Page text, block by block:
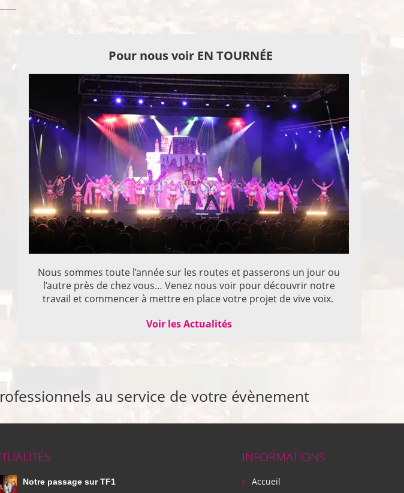
Pour nous voir EN TOURNÉE
Nous sommes toute l’année sur les routes et passerons un jour ou
l’autre près de chez vous… Venez nous voir pour découvrir notre
travail et commencer à mettre en place votre projet de vive voix.
Voir les Actualités
au service de votre évènement
Notre passage sur TF1
INFORMATIONS
Accueil